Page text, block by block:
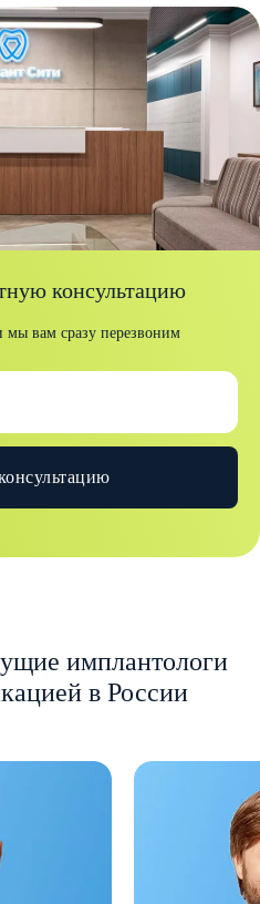
консультацию
мы вам сразу перезвоним
имплантологи
в России